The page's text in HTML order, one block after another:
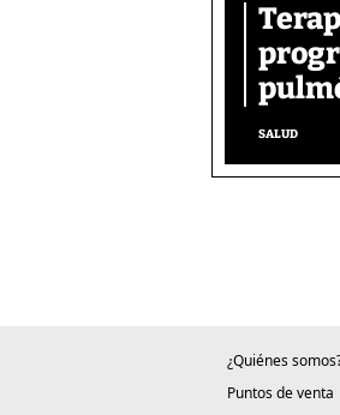
SALUD
¿Quiénes
Puntos de venta